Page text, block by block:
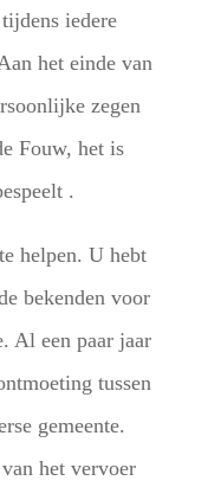
iedere
het einde van
zegen
Fouw, het is
.
helpen. U hebt
bekenden voor
Al een paar jaar
tussen
gemeente.
het vervoer